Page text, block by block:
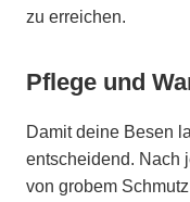
zu erreichen.
Pflege und
Damit deine Besen
entscheidend. Nach
von grobem